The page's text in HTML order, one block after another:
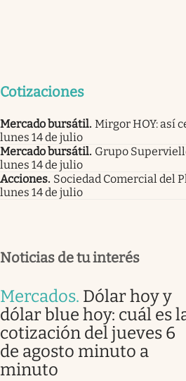
Cotizaciones
Mercado bursátil. Mirgor HOY: así
lunes 14 de julio
Mercado bursátil. Grupo
lunes 14 de julio
Acciones. Sociedad Comercial del
lunes 14 de julio
Noticias de tu interés
Mercados. Dólar hoy y
dólar blue hoy: cuál es
cotización del jueves 6
de agosto minuto a
minuto